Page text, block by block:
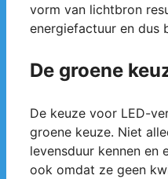
vorm van lichtbron
energiefactuur en dus
De groene
De keuze voor LED-
groene keuze. Niet
levensduur kennen en
ook omdat ze geen